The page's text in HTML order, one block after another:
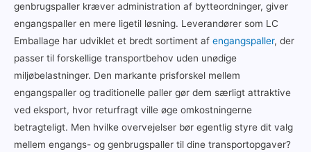
genbrugspaller kræver administration af bytteordninger, giver
engangspaller en mere ligetil løsning. Leverandører som LC
Emballage har udviklet et bredt sortiment af engangspaller, der
passer til forskellige transportbehov uden unødige
miljøbelastninger. Den markante prisforskel mellem
engangspaller og traditionelle paller gør dem særligt attraktive
ved eksport, hvor returfragt ville øge omkostningerne
betragteligt. Men hvilke overvejelser bør egentlig styre dit valg
mellem engangs- og genbrugspaller til dine transportopgaver?